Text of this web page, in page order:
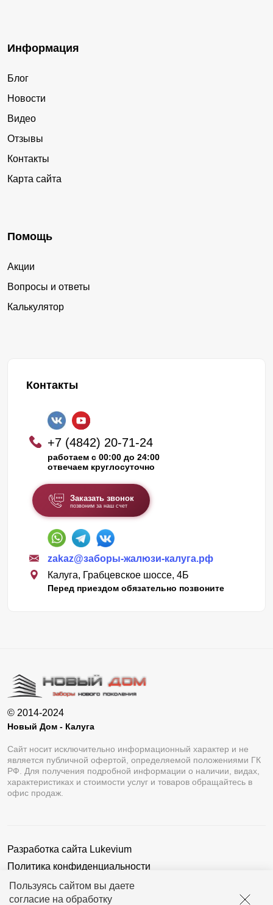
Пользуясь сайтом вы даете
согласие на обработку
Информация
Блог
Новости
Видео
Отзывы
Контакты
Карта сайта
Помощь
Акции
Вопросы и ответы
Калькулятор
Контакты
+7 (4842) 20-71-24
работаем с 00:00 до 24:00
отвечаем круглосуточно
Заказать звонок
позвоним за наш счет
zakaz@заборы-жалюзи-калуга.рф
Калуга, Грабцевское шоссе, 4Б
Перед приездом обязательно позвоните
© 2014-2024
Новый Дом - Калуга
Сайт носит исключительно информационный характер и не
является публичной офертой, определяемой положениями ГК
РФ. Для получения подробной информации о наличии, видах,
характеристиках и стоимости услуг и товаров обращайтесь в
офис продаж.
Разработка сайта Lukevium
Политика конфиденциальности
Пользовательское соглашение